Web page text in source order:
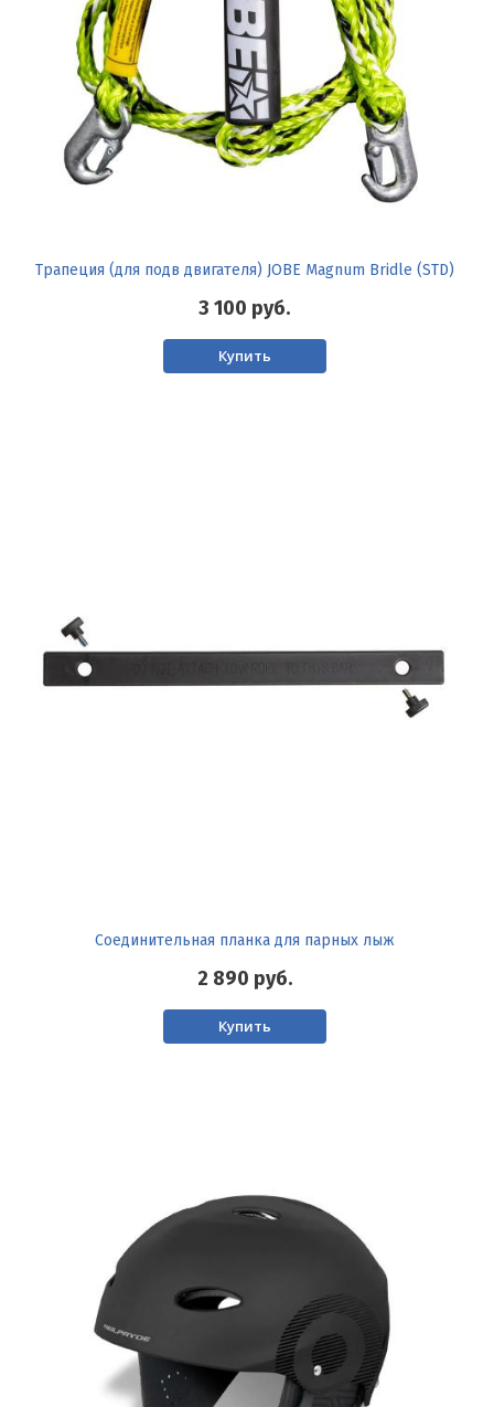
Трапеция (для подв двигателя) JOBE Magnum Bridle (STD)
3 100 руб.
Купить
Соединительная планка для парных лыж
2 890 руб.
Купить